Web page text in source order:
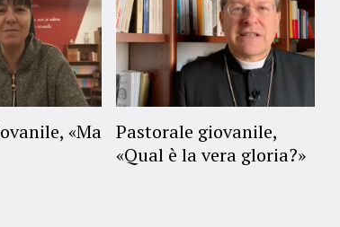
«Ma Pastorale giovanile,
«Qual è la vera gloria?»